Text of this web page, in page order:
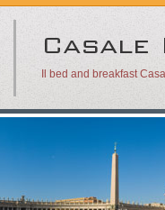
Il bed and breakfast